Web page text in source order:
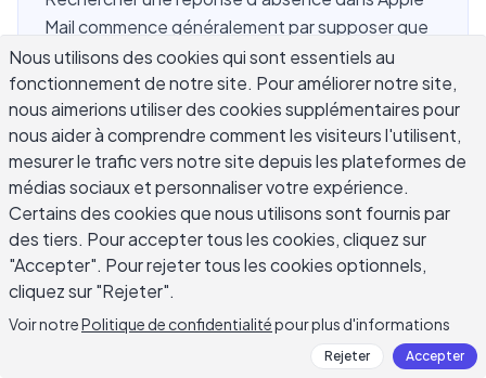
Mail commence généralement par supposer que
l'application Mail a un paramètre comme le
répondeur de vacances de Gmail, caché quelque
part dans les Préférences. Ce n'est pas le cas.
Apple Mail sur Mac, iPhone et iPad n'a pas un seul
bouton universel pour les réponses
automatiques, et ce qui se passe lorsque vous
essayez d'en configurer un dépend entièrement
du type de compte de messagerie que vous avez
ajouté à l'application. Un compte iCloud Mail
obtient une vraie option côté serveur via
iCloud.com. Un compte Gmail, Outlook ou
Exchange professionnel doit être géré via les
Nous utilisons des cookies qui sont essentiels au
fonctionnement de notre site. Pour améliorer notre site,
nous aimerions utiliser des cookies supplémentaires pour
nous aider à comprendre comment les visiteurs l'utilisent,
mesurer le trafic vers notre site depuis les plateformes de
médias sociaux et personnaliser votre expérience.
Certains des cookies que nous utilisons sont fournis par
des tiers. Pour accepter tous les cookies, cliquez sur
"Accepter". Pour rejeter tous les cookies optionnels,
cliquez sur "Rejeter".
Voir notrePolitique de confidentialitépour plus d'informations
Rejeter Accepter